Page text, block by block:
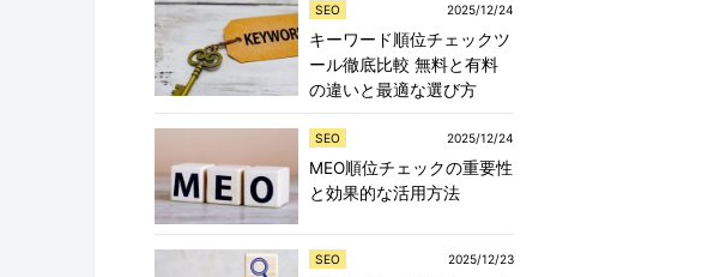
SEO 2025/12/24
キーワード順位チェックツ
ール徹底比較 無料と有料
の違いと最適な選び方
SEO 2025/12/24
MEO順位チェックの重要性
と効果的な活用方法
SEO 2025/12/23